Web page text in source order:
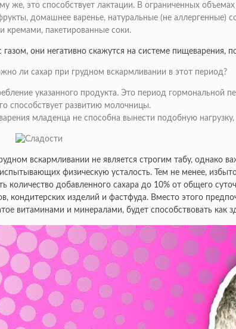
же, это способствует лактации. В ограниченных
домашнее варенье, натуральные (не
пакетированные соки.
они негативно скажутся на системе пищеварения,
ли сахар при грудном вскармливании в этот период?
указанного продукта. Это период
способствует развитию молочницы.
младенца не способна вынести подобную
вскармливании не является строгим табу,
физическую усталость. Тем не менее,
количество добавленного сахара до 10% от общего
кондитерских изделий и фастфуда. Вместо этого
витаминами и минералами, будет способствовать